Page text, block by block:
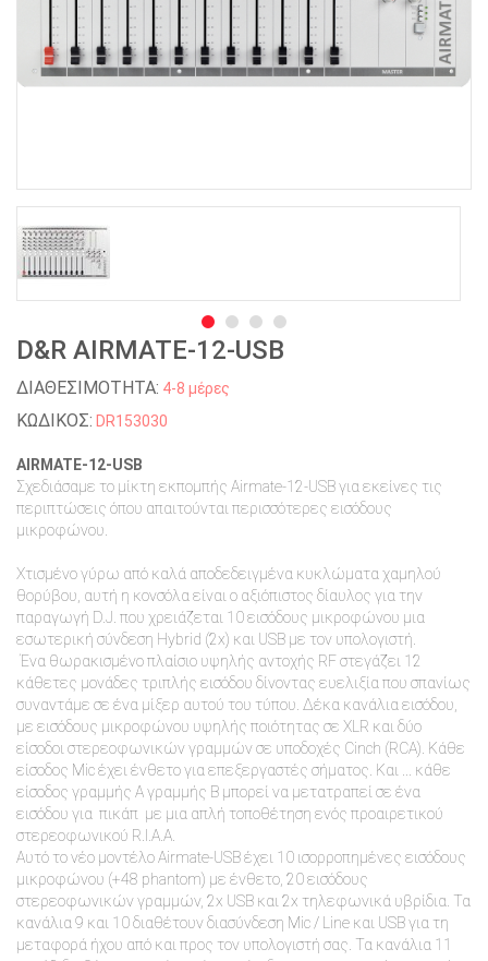
D&R AIRMATE-12-USB
ΔΙΑΘΕΣΙΜΟΤΗΤΑ: 4-8 μέρες
ΚΩΔΙΚΟΣ: DR153030
AIRMATE-12-USB
Σχεδιάσαμε το μίκτη εκπομπής Airmate-12-USB για εκείνες τις
περιπτώσεις όπου απαιτούνται περισσότερες εισόδους
μικροφώνου.
Χτισμένο γύρω από καλά αποδεδειγμένα κυκλώματα χαμηλού
θορύβου, αυτή η κονσόλα είναι ο αξιόπιστος δίαυλος για την
παραγωγή D.J. που χρειάζεται 10 εισόδους μικροφώνου μια
εσωτερική σύνδεση Hybrid (2x) και USB με τον υπολογιστή.
Ένα θωρακισμένο πλαίσιο υψηλής αντοχής RF στεγάζει 12
κάθετες μονάδες τριπλής εισόδου δίνοντας ευελιξία που σπανίως
συναντάμε σε ένα μίξερ αυτού του τύπου. Δέκα κανάλια εισόδου,
με εισόδους μικροφώνου υψηλής ποιότητας σε XLR και δύο
είσοδοι στερεοφωνικών γραμμών σε υποδοχές Cinch (RCA). Κάθε
είσοδος Mic έχει ένθετο για επεξεργαστές σήματος. Και ... κάθε
είσοδος γραμμής Α γραμμής B μπορεί να μετατραπεί σε ένα
εισόδου για πικάπ με μια απλή τοποθέτηση ενός προαιρετικού
στερεοφωνικού R.I.A.A.
Αυτό το νέο μοντέλο Airmate-USB έχει 10 ισορροπημένες εισόδους
μικροφώνου (+48 phantom) με ένθετο, 20 εισόδους
στερεοφωνικών γραμμών, 2x USB και 2x τηλεφωνικά υβρίδια. Τα
κανάλια 9 και 10 διαθέτουν διασύνδεση Mic / Line και USB για τη
μεταφορά ήχου από και προς τον υπολογιστή σας. Τα κανάλια 11